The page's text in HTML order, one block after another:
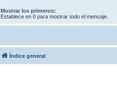
Mostrar los primeros:
Establece en 0 para mostrar todo el mensaje.
Índice general